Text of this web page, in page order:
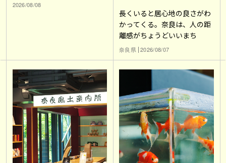
2026/08/08
長くいると居心地の良さがわ
かってくる。奈良は、人の距
離感がちょうどいいまち
奈良県 2026/08/07